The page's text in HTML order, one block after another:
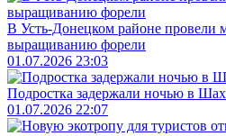
В Усть-Донецком районе провели
выращиванию форели
01.07.2026 23:03
Подростка задержали ночью в
01.07.2026 22:07